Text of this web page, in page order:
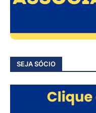
SEJA SÓCIO